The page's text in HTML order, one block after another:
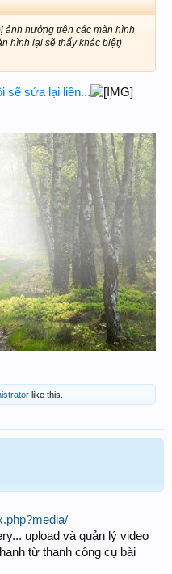
ảnh hưởng trên các màn hình
hình lại sẽ thấy khác biệt)
sẽ sửa lại liền...
like this.
upload và quản lý video
từ thanh công cụ bài